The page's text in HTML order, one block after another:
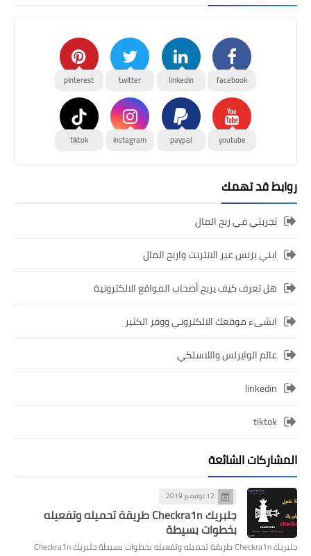
facebook
linkedin
twitter
pinterest
youtube
paypal
instagram
tiktok
روابط قد تهمك
تجربتي في ربح المال
ابني بزنس عبر الانترنت واربح المال
هل تعرف كيف يربح أصحاب المواقع الالكترونية
انشىء موقعك الالكتروني ووفر الكثير
عالم الوايرلس واللاسلكي
linkedin
tiktok
المشاركات الشائعة
12 نوفمبر 2019
جلبريك Checkra1n طريقة تحميله وتفعيله
بخطوات بسيطة
جلبريك Checkra1n طريقة تحميله وتفعيله بخطوات بسيطة جلبريك Checkra1n